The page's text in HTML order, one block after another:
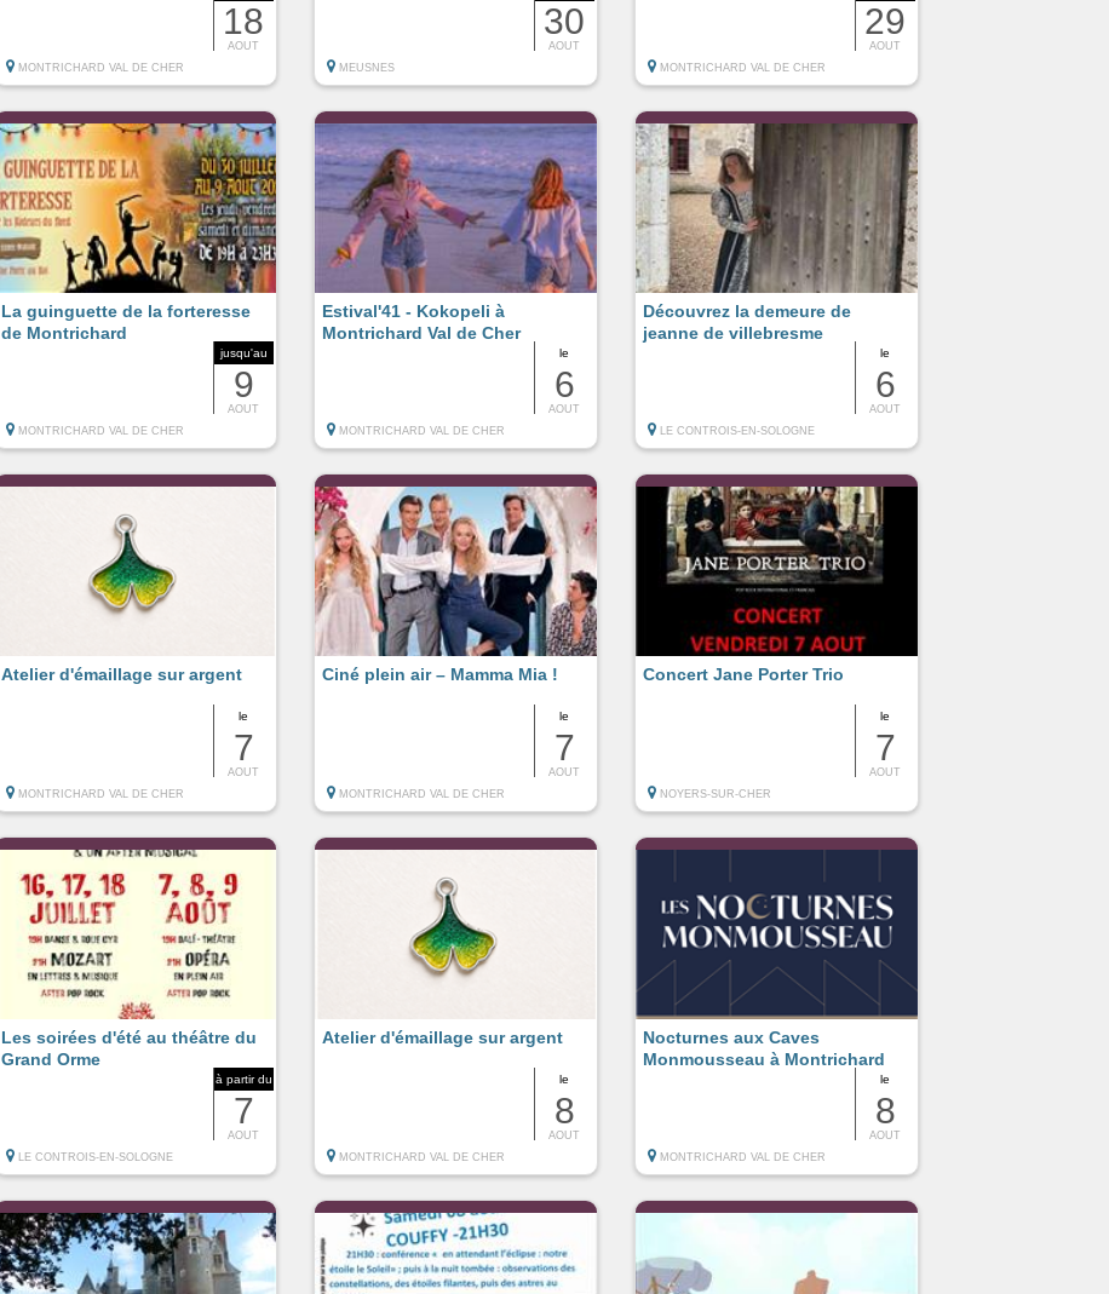
18
AOUT
MONTRICHARD VAL DE CHER
30
AOUT
MEUSNES
29
AOUT
MONTRICHARD VAL DE CHER
jusqu'au
9
AOUT
La guinguette de la forteresse
de Montrichard
MONTRICHARD VAL DE CHER
le
6
AOUT
Estival'41 - Kokopeli à
Montrichard Val de Cher
MONTRICHARD VAL DE CHER
le
6
AOUT
Découvrez la demeure de
jeanne de villebresme
LE CONTROIS-EN-SOLOGNE
le
7
AOUT
Atelier d'émaillage sur argent
MONTRICHARD VAL DE CHER
le
7
AOUT
Ciné plein air – Mamma Mia !
MONTRICHARD VAL DE CHER
le
7
AOUT
Concert Jane Porter Trio
NOYERS-SUR-CHER
à partir du
7
AOUT
Les soirées d'été au théâtre du
Grand Orme
LE CONTROIS-EN-SOLOGNE
le
8
AOUT
Atelier d'émaillage sur argent
MONTRICHARD VAL DE CHER
le
8
AOUT
Nocturnes aux Caves
Monmousseau à Montrichard
MONTRICHARD VAL DE CHER